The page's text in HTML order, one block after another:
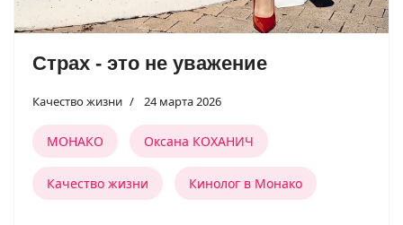
Страх - это не уважение
Качество жизни 24 марта 2026
МОНАКО Оксана КОХАНИЧ
Качество жизни Кинолог в Монако